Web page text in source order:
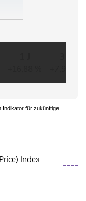
Indikator für zukünftige
Index